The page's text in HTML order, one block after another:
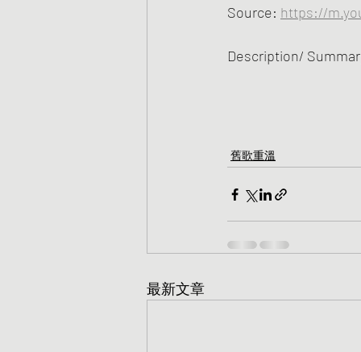
Source: https://
Description/
舊歌重溫
最新文章